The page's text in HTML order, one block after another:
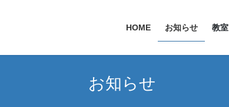
HOME お知らせ 教室
お知らせ